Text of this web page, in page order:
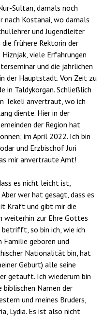
Sultan, damals noch
nach Kostanai, wo damals
und Jugendleiter
frühere Rektorin der
viele Erfahrungen
und die jährlichen
der Hauptstadt. Von Zeit zu
in Taldykorgan. Schließlich
Tekeli anvertraut, wo ich
diente. Hier in der
der Region hat
im April 2022. Ich bin
und Erzbischof Juri
mir anvertraute Amt!
es nicht leicht ist,
wer hat gesagt, dass es
Kraft und gibt mir die
weiterhin zur Ehre Gottes
betrifft, so bin ich, wie ich
Familie geboren und
Nationalität bin, hat
Geburt) alle seine
getauft. Ich wiederum bin
Namen der
und meines Bruders,
Lydia. Es ist also nicht